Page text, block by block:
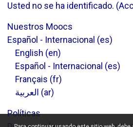
Usted no se ha identificado. (
Nuestros Moocs
Español - Internacional ‎(es)‎
English ‎(en)‎
Español - Internacional ‎(es)‎
Français ‎(fr)‎
العربية ‎(ar)‎
Políticas